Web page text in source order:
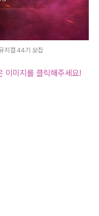
지컬 44기 모집
이미지를 클릭해주세요!